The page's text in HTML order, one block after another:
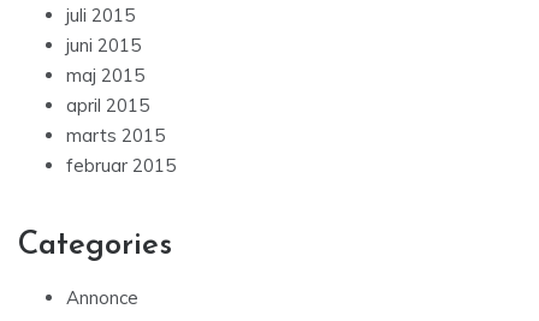
juli 2015
juni 2015
maj 2015
april 2015
marts 2015
februar 2015
Categories
Annonce